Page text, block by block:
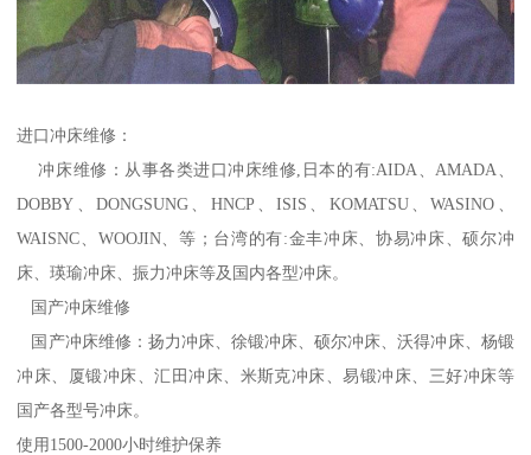
进口冲床维修：
冲床维修：从事各类进口冲床维修,日本的有:AIDA、AMADA、
DOBBY、DONGSUNG、HNCP、ISIS、KOMATSU、WASINO、
WAISNC、WOOJIN、等；台湾的有:金丰冲床、协易冲床、硕尔冲
床、瑛瑜冲床、振力冲床等及国内各型冲床。
国产冲床维修
国产冲床维修：扬力冲床、徐锻冲床、硕尔冲床、沃得冲床、杨锻
冲床、厦锻冲床、汇田冲床、米斯克冲床、易锻冲床、三好冲床等
国产各型号冲床。
使用1500-2000小时维护保养